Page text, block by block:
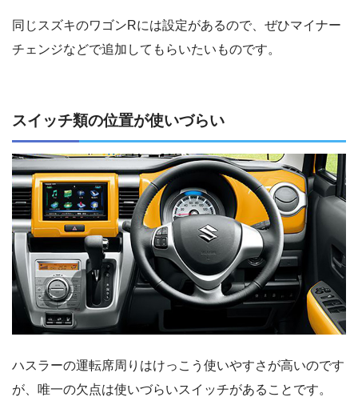
同じスズキのワゴンRには設定があるので、ぜひマイナー
チェンジなどで追加してもらいたいものです。
スイッチ類の位置が使いづらい
ハスラーの運転席周りはけっこう使いやすさが高いのです
が、唯一の欠点は使いづらいスイッチがあることです。